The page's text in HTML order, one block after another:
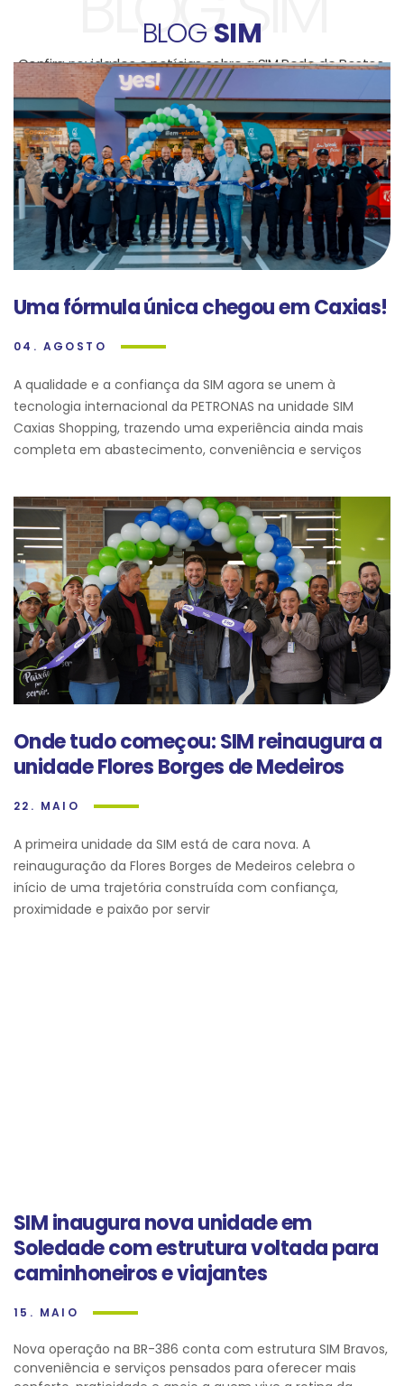
BLOGSIM
Confira novidades e notícias sobre a SIM Rede de Postos.
Uma fórmula única chegou em Caxias!
04. AGOSTO
A qualidade e a confiança da SIM agora se unem à
tecnologia internacional da PETRONAS na unidade SIM
Caxias Shopping, trazendo uma experiência ainda mais
completa em abastecimento, conveniência e serviços
Onde tudo começou: SIM reinaugura a
unidade Flores Borges de Medeiros
22. MAIO
A primeira unidade da SIM está de cara nova. A
reinauguração da Flores Borges de Medeiros celebra o
início de uma trajetória construída com confiança,
proximidade e paixão por servir
SIM inaugura nova unidade em
Soledade com estrutura voltada para
caminhoneiros e viajantes
15. MAIO
Nova operação na BR-386 conta com estrutura SIM Bravos,
conveniência e serviços pensados para oferecer mais